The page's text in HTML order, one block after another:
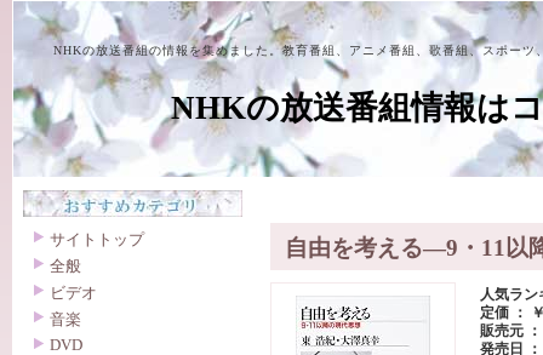
NHKの放送番組の情報を集めました。教育番組、アニメ番組、歌番組、スポー
NHKの放送番組情報は
自由を考える―9・11以
人気ラン
定価 ：
販売元
発売日 ：
サイトトップ
全般
ビデオ
音楽
DVD